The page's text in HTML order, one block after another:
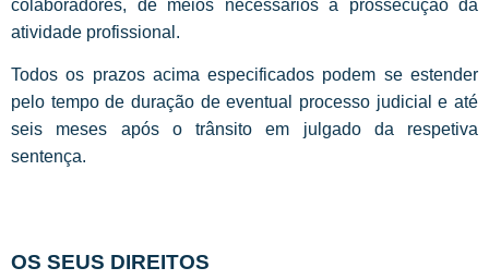
colaboradores, de meios necessários à prossecução da
atividade profissional.
Todos os prazos acima especificados podem se estender
pelo tempo de duração de eventual processo judicial e até
seis meses após o trânsito em julgado da respetiva
sentença.
OS SEUS DIREITOS